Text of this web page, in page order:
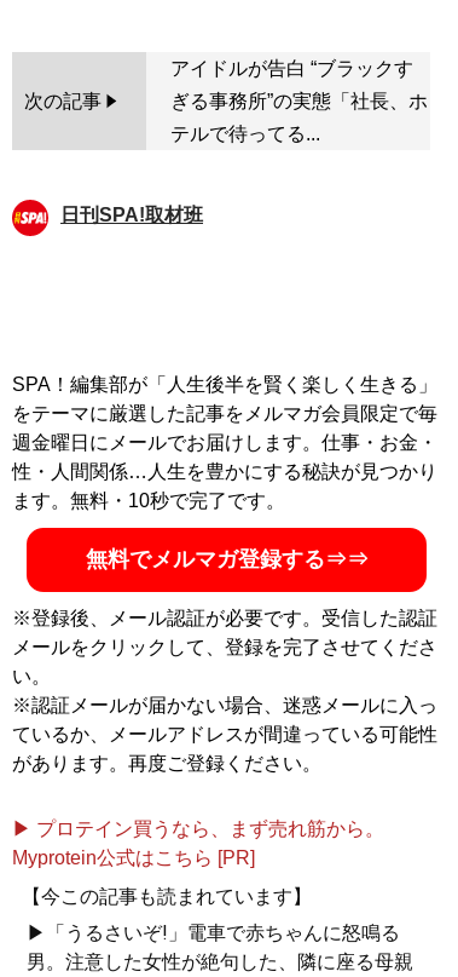
次の記事
アイドルが告白 “ブラックす
ぎる事務所”の実態「社長、ホ
テルで待ってる...
日刊SPA!取材班
SPA！編集部が「人生後半を賢く楽しく生きる」
をテーマに厳選した記事をメルマガ会員限定で毎
週金曜日にメールでお届けします。仕事・お金・
性・人間関係…人生を豊かにする秘訣が見つかり
ます。無料・10秒で完了です。
無料でメルマガ登録する⇒⇒
※登録後、メール認証が必要です。受信した認証
メールをクリックして、登録を完了させてくださ
い。
※認証メールが届かない場合、迷惑メールに入っ
ているか、メールアドレスが間違っている可能性
があります。再度ご登録ください。
▶ プロテイン買うなら、まず売れ筋から。
Myprotein公式はこちら [PR]
【今この記事も読まれています】
▶「うるさいぞ!」電車で赤ちゃんに怒鳴る
男。注意した女性が絶句した、隣に座る母親